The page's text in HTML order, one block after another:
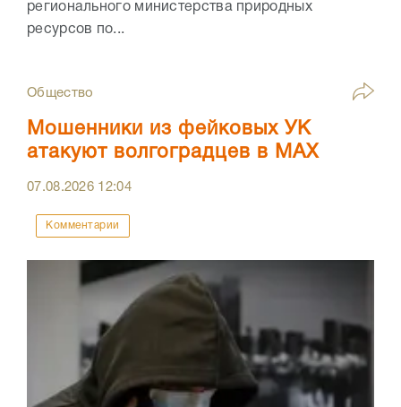
регионального министерства природных
ресурсов по...
Общество
Мошенники из фейковых УК
атакуют волгоградцев в МАХ
07.08.2026 12:04
Комментарии